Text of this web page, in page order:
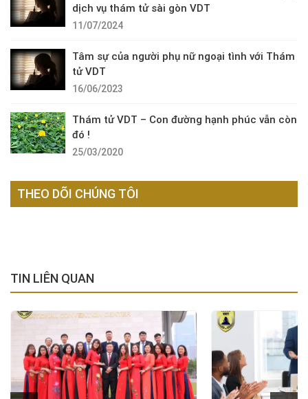
dịch vụ thám tử sài gòn VDT
11/07/2024
Tâm sự của người phụ nữ ngoại tình với Thám
tử VDT
16/06/2023
Thám tử VDT – Con đường hạnh phúc vẫn còn
đó !
25/03/2020
THEO DÕI CHÚNG TÔI
TIN LIÊN QUAN